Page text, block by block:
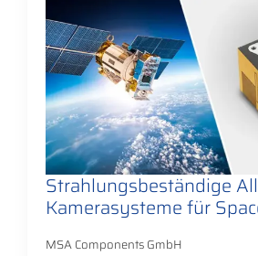
Strahlungsbeständige
Kamerasysteme für
MSA Components GmbH